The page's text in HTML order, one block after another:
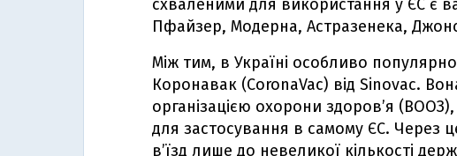
схваленими для використання у ЄС є
Пфайзер, Модерна, Астразенека,
Між тим, в Україні особливо
Коронавак (CoronaVac) від Sinovac.
організацією охорони здоров’я
для застосування в самому ЄС. Через
в’їзд лише до невеликої кількості